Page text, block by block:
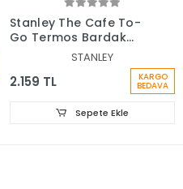
Stanley The Cafe To-
Go Termos Bardak
STANLEY
2.159 TL KARGO
BEDAVA
Sepete Ekle